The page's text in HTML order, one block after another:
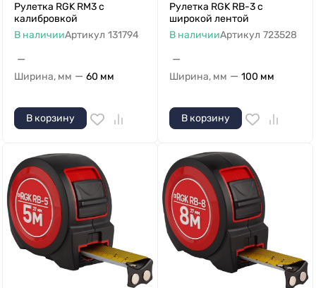
Рулетка RGK RM3 с
калибровкой
В наличииАртикул 131794
—
Ширина, мм — 60 мм
В корзину
Рулетка RGK RB-3 с
широкой лентой
В наличииАртикул 723528
—
Ширина, мм — 100 мм
В корзину